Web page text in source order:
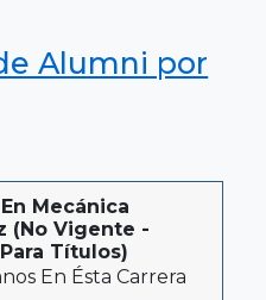
Alumni por
Mecánica
(No Vigente -
Títulos)
En Ésta Carrera